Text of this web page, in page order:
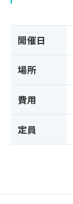
開催日
場所
費用
定員